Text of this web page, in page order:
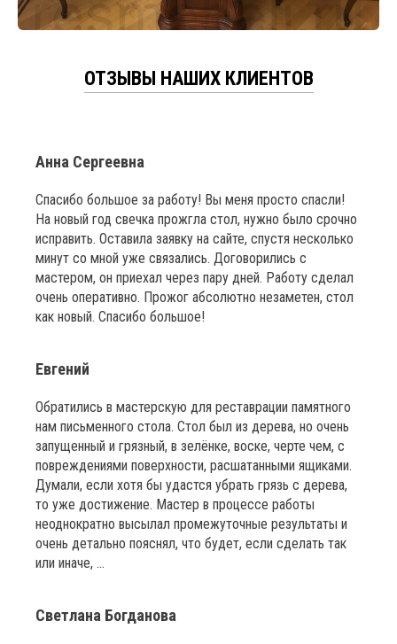
ОТЗЫВЫ НАШИХ КЛИЕНТОВ
Анна Сергеевна
Спасибо большое за работу! Вы меня просто спасли!
На новый год свечка прожгла стол, нужно было срочно
исправить. Оставила заявку на сайте, спустя несколько
минут со мной уже связались. Договорились с
мастером, он приехал через пару дней. Работу сделал
очень оперативно. Прожог абсолютно незаметен, стол
как новый. Спасибо большое!
Евгений
Обратились в мастерскую для реставрации памятного
нам письменного стола. Стол был из дерева, но очень
запущенный и грязный, в зелёнке, воске, черте чем, с
повреждениями поверхности, расшатанными ящиками.
Думали, если хотя бы удастся убрать грязь с дерева,
то уже достижение. Мастер в процессе работы
неоднократно высылал промежуточные результаты и
очень детально пояснял, что будет, если сделать так
или иначе, ...
Светлана Богданова